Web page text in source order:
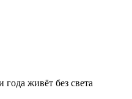
живёт без света